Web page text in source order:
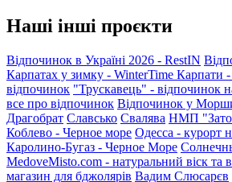
Наші інші проєкти
Відпочинок в Україні 2026 - RestIN
Карпатах у зимку - WinterTime Карпати -
відпочинок "Трускавець" - відпочинок
все про відпочинок Відпочинок у
Драгобрат Славсько Свалява НМП
Коблево - Черное море Одесса - курорт
Каролино-Бугаз - Черное Море
MedoveMisto.com - натуральний віск та
магазин для бджолярів Вадим Слюсарєв